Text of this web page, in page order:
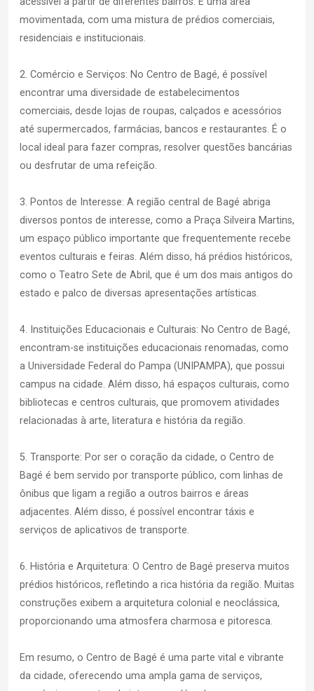
movimentada, com uma mistura de prédios comerciais,
residenciais e institucionais.
2. Comércio e Serviços: No Centro de Bagé, é possível
encontrar uma diversidade de estabelecimentos
comerciais, desde lojas de roupas, calçados e acessórios
até supermercados, farmácias, bancos e restaurantes. É o
local ideal para fazer compras, resolver questões bancárias
ou desfrutar de uma refeição.
3. Pontos de Interesse: A região central de Bagé abriga
diversos pontos de interesse, como a Praça Silveira Martins,
um espaço público importante que frequentemente recebe
eventos culturais e feiras. Além disso, há prédios históricos,
como o Teatro Sete de Abril, que é um dos mais antigos do
estado e palco de diversas apresentações artísticas.
4. Instituições Educacionais e Culturais: No Centro de Bagé,
encontram-se instituições educacionais renomadas, como
a Universidade Federal do Pampa (UNIPAMPA), que possui
campus na cidade. Além disso, há espaços culturais, como
bibliotecas e centros culturais, que promovem atividades
relacionadas à arte, literatura e história da região.
5. Transporte: Por ser o coração da cidade, o Centro de
Bagé é bem servido por transporte público, com linhas de
ônibus que ligam a região a outros bairros e áreas
adjacentes. Além disso, é possível encontrar táxis e
serviços de aplicativos de transporte.
6. História e Arquitetura: O Centro de Bagé preserva muitos
prédios históricos, refletindo a rica história da região. Muitas
construções exibem a arquitetura colonial e neoclássica,
proporcionando uma atmosfera charmosa e pitoresca.
Em resumo, o Centro de Bagé é uma parte vital e vibrante
da cidade, oferecendo uma ampla gama de serviços,